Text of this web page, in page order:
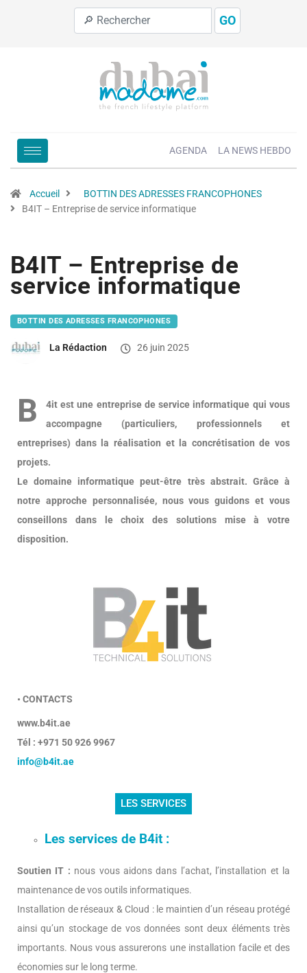
GO
AGENDA LA NEWS HEBDO
Accueil
BOTTIN DES ADRESSES FRANCOPHONES
B4IT – Entreprise de service informatique
B4IT – Entreprise de
service informatique
BOTTIN DES ADRESSES FRANCOPHONES
La Rédaction 26 juin 2025
B
4it est une entreprise de service informatique qui vous
accompagne (particuliers, professionnels et
entreprises) dans la réalisation et la concrétisation de vos
projets.
Le domaine informatique peut-être très abstrait. Grâce à
notre approche personnalisée, nous vous guidons et vous
conseillons dans le choix des solutions mise à votre
disposition.
• CONTACTS
www.b4it.ae
Tél : +971 50 926 9967
info@b4it.ae
LES SERVICES
Les services de B4it :
Soutien IT : nous vous aidons dans l’achat, l’installation et la
maintenance de vos outils informatiques.
Installation de réseaux & Cloud : le maintien d’un réseau protégé
ainsi qu’un stockage de vos données sont deux éléments très
importants. Nous vous assurerons une installation facile et des
économies sur le long terme.